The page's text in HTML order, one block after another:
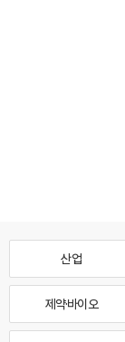
산업
제약·바이오